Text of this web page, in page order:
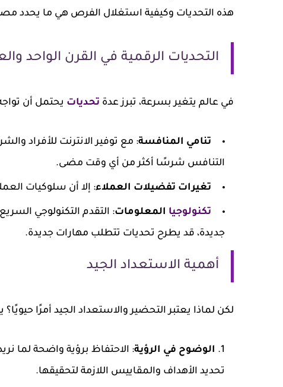
هذه التحديات وكيفية استغلال الفرص هي ما يحدد
التحديات الرقمية في القرن الواحد
في عالم يتغير بسرعة، تبرز عدة تحديات يحتمل أن
تنامي المنافسة: مع توفير الانترنت للأفراد
التنافس شرسًا أكثر من أي وقت مضى.
تغيرات تفضيلات العملاء: إلا أن سلوكيات
تكنولوجيا المعلومات: التقدم التكنولوجي
جديدة، قد يطرح تحديات تتطلب مهارات جديدة.
أهمية الاستعداد الجيد
لكن لماذا يعتبر التحضير والاستعداد الجيد أمرًا
الوضوح في الرؤية: الاحتفاظ برؤية واضحة لما
تحديد الأهداف والمقاييس اللازمة لتحقيقها.